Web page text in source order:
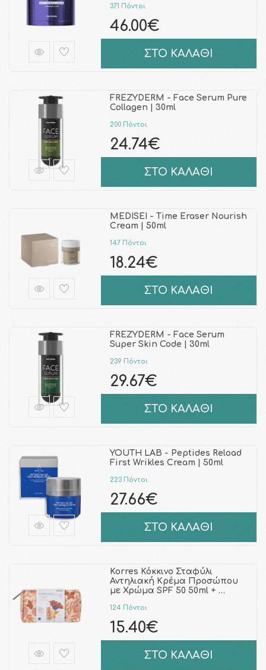
371 Πόντοι
46.00€
ΣΤΟ ΚΑΛΑΘΙ
FREZYDERM - Face Serum Pure
Collagen | 30ml
200 Πόντοι
24.74€
ΣΤΟ ΚΑΛΑΘΙ
MEDISEI - Time Eraser Nourish
Cream | 50ml
147 Πόντοι
18.24€
ΣΤΟ ΚΑΛΑΘΙ
FREZYDERM - Face Serum
Super Skin Code | 30ml
239 Πόντοι
29.67€
ΣΤΟ ΚΑΛΑΘΙ
YOUTH LAB - Peptides Reload
First Wrikles Cream | 50ml
223 Πόντοι
27.66€
ΣΤΟ ΚΑΛΑΘΙ
Korres Κόκκινο Σταφύλι
Αντηλιακή Κρέμα Προσώπου
με Χρώμα SPF 50 50ml + …
124 Πόντοι
15.40€
ΣΤΟ ΚΑΛΑΘΙ